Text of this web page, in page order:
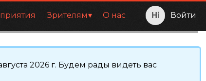
Зрителям О нас Войти
2026 г. Будем рады видеть вас